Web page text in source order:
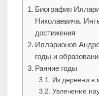
Биография
Николаевича.
достижения
Илларионов
годы и
Ранние годы
Из деревни в
Увлечение